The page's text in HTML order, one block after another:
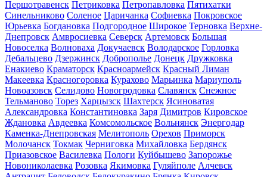
Першотравенск Петриковка Петропавловка Пятихатки
Синельниково Соленое Царичанка Софиевка Покровское
Юрьевка Богдановка Подгородное Широкое Терновка Верхне-
Днепровск Амвросиевка Северск Артемовск Большая
Новоселка Волноваха Докучаевск Володарское Горловка
Дебальцево Дзержинск Доброполье Донецк Дружковка
Енакиево Краматорск Красноармейск Красный Лиман
Макеевка Красногоровка Курахово Марьинка Мариуполь
Новоазовск Селидово Новогродовка Славянск Снежное
Тельманово Торез Харцызск Шахтерск Ясиноватая
Александровка Константиновка Заря Димитров Кировское
Ждановка Авдеевка Комсомольское Вольнянск Энергодар
Каменка-Днепровская Мелитополь Орехов Приморск
Молочанск Токмак Черниговка Михайловка Бердянск
Приазовское Василевка Пологи Куйбышево Запорожье
Новониколаевка Розовка Якимовка Гуляйполе Алчевск